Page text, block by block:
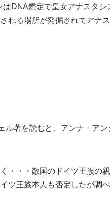
DNA鑑定で皇女アナスタシ
れる場所が発掘されてアナ
ル著を読むと、アンナ・アン
・・・敵国のドイツ王族の
ツ王族本人も否定したが調